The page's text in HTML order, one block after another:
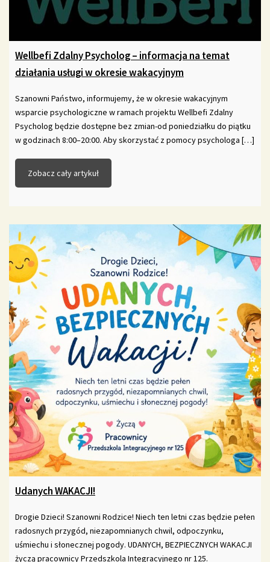
Wellbefi Zdalny Psycholog – informacja na temat
działania usługi w okresie wakacyjnym
Szanowni Państwo, informujemy, że w okresie wakacyjnym
wsparcie psychologiczne w ramach projektu Wellbefi Zdalny
Psycholog będzie dostępne bez zmian-od poniedziałku do piątku
w godzinach 8:00–20:00. Aby skorzystać z pomocy psychologa […]
Zobacz cały artykuł
Udanych WAKACJI!
Drogie Dzieci! Szanowni Rodzice! Niech ten letni czas będzie pełen
radosnych przygód, niezapomnianych chwil, odpoczynku,
uśmiechu i słonecznej pogody. UDANYCH, BEZPIECZNYCH WAKACJI
życzą pracownicy Przedszkola Integracyjnego nr 125.